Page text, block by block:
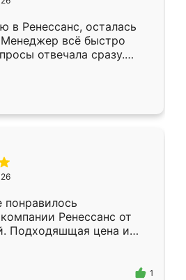
только здесь.
в Ренессанс, осталась
всё быстро
отвечала сразу.
в субботу, подошёл к
Собрали
аккуратно, даже
Ренессанс от
Подходяшщая цена и
Приехавший
Владислав
эскизу самый
1